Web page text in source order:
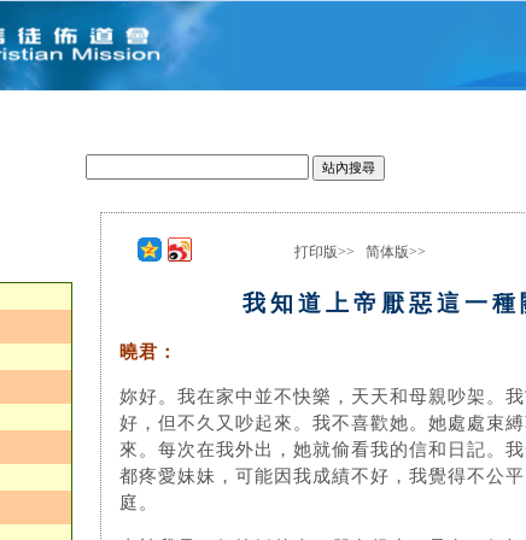
打印版>> 简体版>>
我知道上帝厭惡這一種
曉君：
妳好。我在家中並不快樂，天天和母親吵架。
好，但不久又吵起來。我不喜歡她。她處處束
來。每次在我外出，她就偷看我的信和日記。
都疼愛妹妹，可能因我成績不好，我覺得不公
庭。